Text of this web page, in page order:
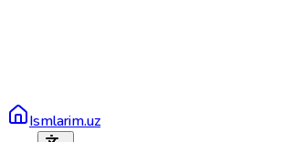
Ismlarim.uz